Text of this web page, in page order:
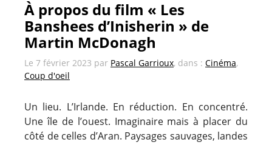
À propos du film « Les
Banshees d’Inisherin » de
Martin McDonagh
Le 7 février 2023 par Pascal Garrioux, dans : Cinéma,
Coup d'oeil
Un lieu. L’Irlande. En réduction. En concentré.
Une île de l’ouest. Imaginaire mais à placer du
côté de celles d’Aran. Paysages sauvages, landes